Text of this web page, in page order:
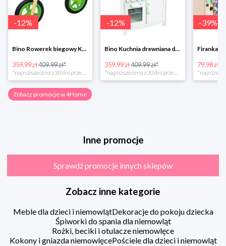
-12%
Bino Rowerek biegowy Krecik
359.99 zł409.99 zł*
-12%
Bino Kuchnia drewniana dla dzieci Provence
359.99 zł409.99 zł*
-39%
79.98 zł
Zobacz promocje w 4Home
Inne promocje
Sprawdź promocje innych sklepów
Zobacz inne kategorie
Meble dla dzieci i niemowlątDekoracje do pokoju dziecka
Śpiworki do spania dla niemowląt
Rożki, beciki i otulacze niemowlęce
Kokony i gniazda niemowlęcePościele dla dzieci i niemowląt